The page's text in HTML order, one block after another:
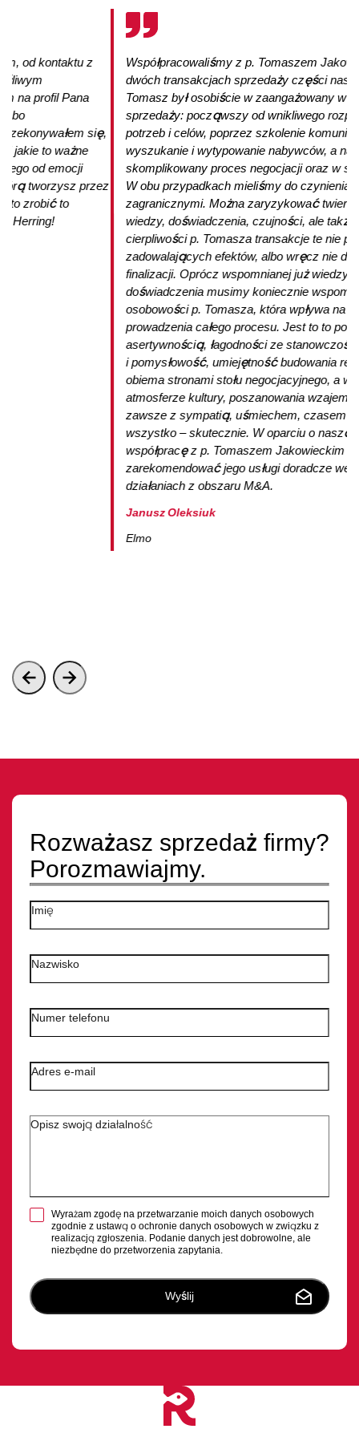
od kontaktu z
na profil Pana
bo
się,
jakie to ważne
od emocji
tworzysz przez
zrobić to
Herring!
Współpracowaliśmy z p. Tomaszem
dwóch transakcjach sprzedaży części
Tomasz był osobiście w zaangażowany w
sprzedaży: począwszy od wnikliwego
potrzeb i celów, poprzez szkolenie
wyszukanie i wytypowanie nabywców, a
skomplikowany proces negocjacji oraz w
W obu przypadkach mieliśmy do czynienia z
zagranicznymi. Można zaryzykować
wiedzy, doświadczenia, czujności, ale także
cierpliwości p. Tomasza transakcje te nie
zadowalających efektów, albo wręcz nie
finalizacji. Oprócz wspomnianej już wiedzy i
doświadczenia musimy koniecznie
osobowości p. Tomasza, która wpływa na
prowadzenia całego procesu. Jest to to
asertywnością, łagodności ze
i pomysłowość, umiejętność budowania
obiema stronami stołu negocjacyjnego, a
atmosferze kultury, poszanowania
zawsze z sympatią, uśmiechem, czasem
wszystko – skutecznie. W oparciu o naszą
współpracę z p. Tomaszem Jakowieckim
zarekomendować jego usługi doradcze we
działaniach z obszaru M&A.
Janusz Oleksiuk
Elmo
Rozważasz sprzedaż firmy?
Porozmawiajmy.
Wyrażam zgodę na przetwarzanie moich danych osobowych
zgodnie z ustawą o ochronie danych osobowych w związku z
realizacją zgłoszenia. Podanie danych jest dobrowolne, ale
niezbędne do przetworzenia zapytania.